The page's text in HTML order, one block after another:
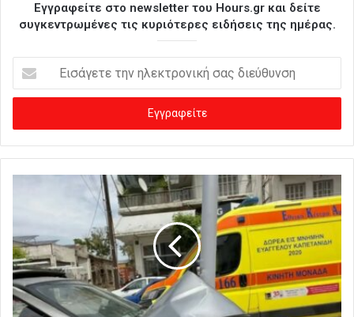
Εγγραφείτε στο newsletter του Hours.gr και δείτε
συγκεντρωμένες τις κυριότερες ειδήσεις της ημέρας.
σ
γ
ε
η
λ
ε
κ
τ